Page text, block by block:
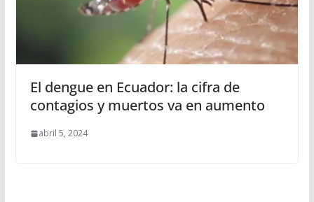
El dengue en Ecuador: la cifra de
contagios y muertos va en aumento
abril 5, 2024